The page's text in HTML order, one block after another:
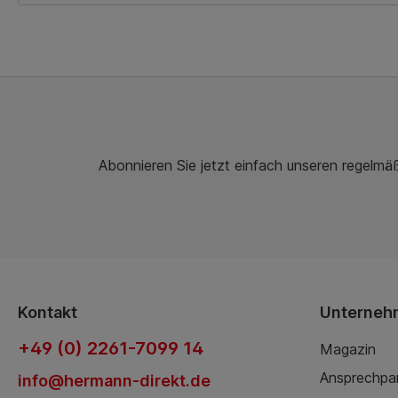
Abonnieren Sie jetzt einfach unseren
Kontakt
+49 (0) 2261-7099 14
info@hermann-direkt.de
Magazin